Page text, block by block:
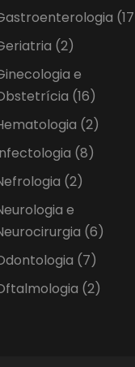
(2)
e
(16)
(2)
(8)
(2)
e
(6)
(7)
(2)